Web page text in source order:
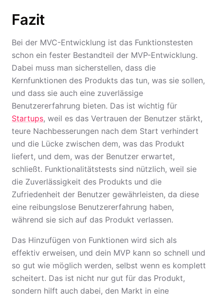
Fazit
Bei der MVC-Entwicklung ist das Funktionstesten
schon ein fester Bestandteil der MVP-Entwicklung.
Dabei muss man sicherstellen, dass die
Kernfunktionen des Produkts das tun, was sie sollen,
und dass sie auch eine zuverlässige
Benutzererfahrung bieten. Das ist wichtig für
Startups, weil es das Vertrauen der Benutzer stärkt,
teure Nachbesserungen nach dem Start verhindert
und die Lücke zwischen dem, was das Produkt
liefert, und dem, was der Benutzer erwartet,
schließt. Funktionalitätstests sind nützlich, weil sie
die Zuverlässigkeit des Produkts und die
Zufriedenheit der Benutzer gewährleisten, da diese
eine reibungslose Benutzererfahrung haben,
während sie sich auf das Produkt verlassen.
Das Hinzufügen von Funktionen wird sich als
effektiv erweisen, und dein MVP kann so schnell und
so gut wie möglich werden, selbst wenn es komplett
scheitert. Das ist nicht nur gut für das Produkt,
sondern hilft auch dabei, den Markt in eine